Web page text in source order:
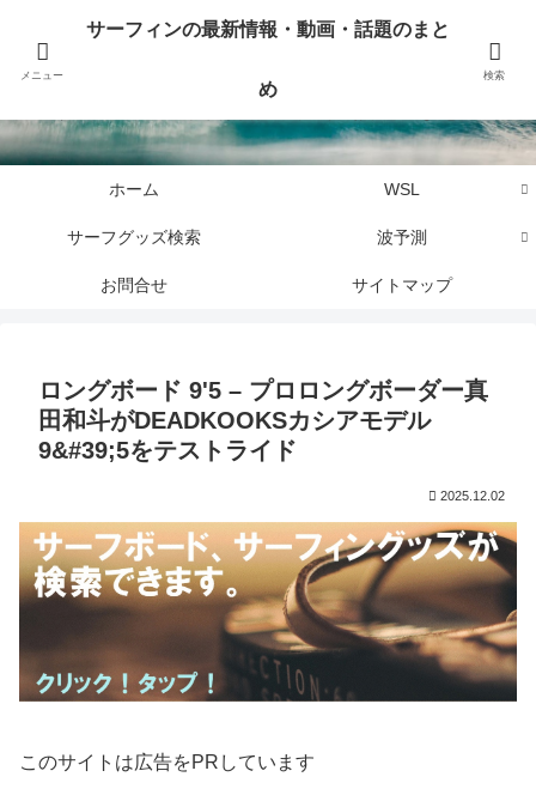
サーフィンに関するニュース・話題や最新情報を写真、画像、動画でまとめて
ホーム WSL
サーフグッズ検索 波予測
お問合せ サイトマップ
ロングボード 9'5 – プロロングボーダー真
田和斗がDEADKOOKSカシアモデル
9&#39;5をテストライド
2025.12.02
このサイトは広告をPRしています
メニュー
サーフィンの最新情報・動画・話題のまと
め
検索